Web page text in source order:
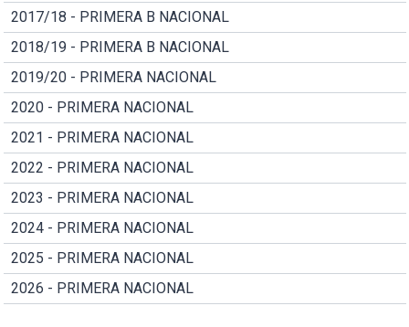
2017/18 - PRIMERA B NACIONAL
2018/19 - PRIMERA B NACIONAL
2019/20 - PRIMERA NACIONAL
2020 - PRIMERA NACIONAL
2021 - PRIMERA NACIONAL
2022 - PRIMERA NACIONAL
2023 - PRIMERA NACIONAL
2024 - PRIMERA NACIONAL
2025 - PRIMERA NACIONAL
2026 - PRIMERA NACIONAL